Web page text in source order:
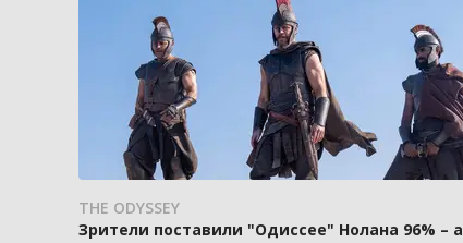
THE ODYSSEY
Зрители поставили "Одиссее" Нолана 96% –